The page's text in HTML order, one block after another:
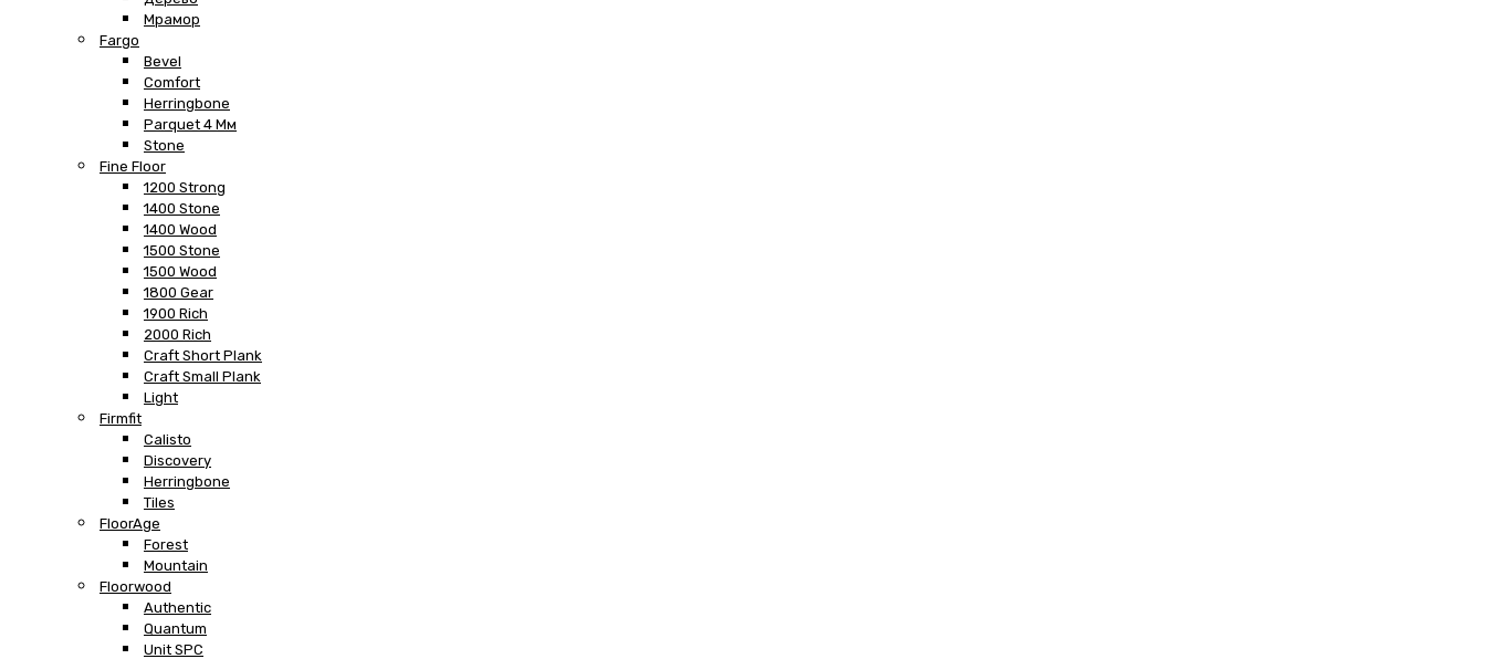
Мрамор
Fargo
Bevel
Comfort
Herringbone
Parquet 4 Мм
Stone
Fine Floor
1200 Strong
1400 Stone
1400 Wood
1500 Stone
1500 Wood
1800 Gear
1900 Rich
2000 Rich
Craft Short Plank
Craft Small Plank
Light
Firmfit
Calisto
Discovery
Herringbone
Tiles
FloorAge
Forest
Mountain
Floorwood
Authentic
Quantum
Unit SPC